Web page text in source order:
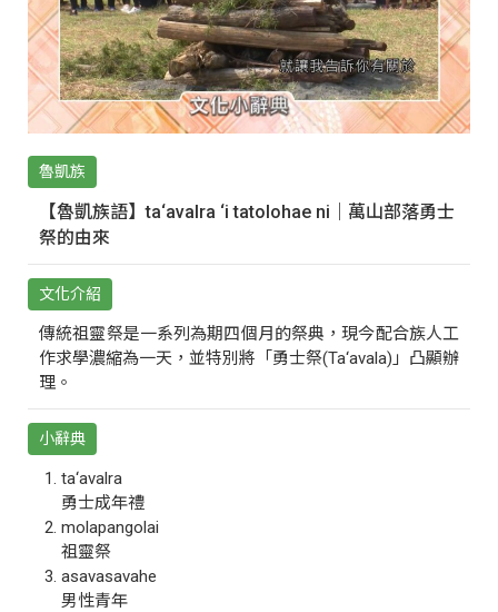
魯凱族
【魯凱族語】ta‘avalra ‘i tatolohae ni｜萬山部落勇士
祭的由來
文化介紹
傳統祖靈祭是一系列為期四個月的祭典，現今配合族人工
作求學濃縮為一天，並特別將「勇士祭(Ta‘avala)」凸顯辦
理。
小辭典
ta‘avalra
勇士成年禮
molapangolai
祖靈祭
asavasavahe
男性青年